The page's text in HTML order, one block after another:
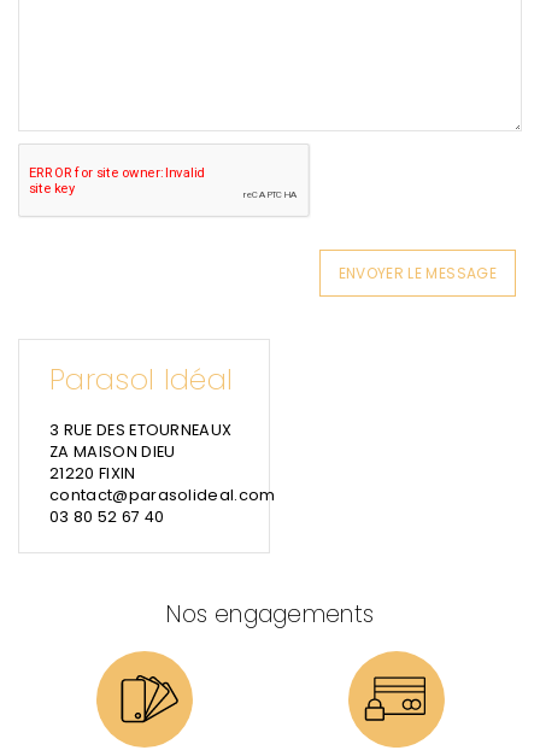
ENVOYER LE MESSAGE
Parasol Idéal
3 RUE DES ETOURNEAUX
ZA MAISON DIEU
21220 FIXIN
contact@parasolideal.com
03 80 52 67 40
Nos engagements